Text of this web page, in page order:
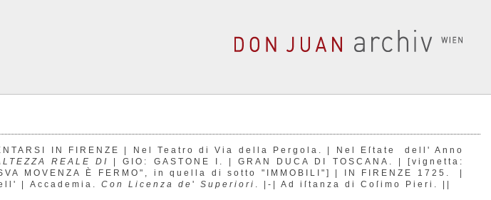
IN FIRENZE | Nel Teatro di Via della Pergola. | Nel Eſtate dell' Anno
REALE DI
| GIO: GASTONE I. | GRAN DUCA DI TOSCANA. | [vignetta:
MOVENZA È FERMO", in quella di sotto "IMMOBILI"] | IN FIRENZE 1725. |
| Accademia. Con Licenza de ' Superiori . |-| Ad iſtanza di Coſimo Pieri. ||